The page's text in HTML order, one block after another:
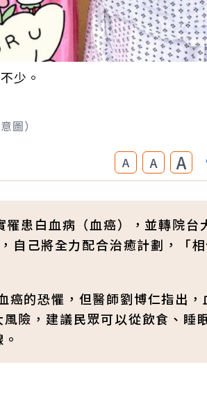
少。
圖）
A A A
患白血病（血癌），並轉院台
自己將全力配合治癒計劃，「
癌的恐懼，但醫師劉博仁指出，
險，建議民眾可以從飲食、睡